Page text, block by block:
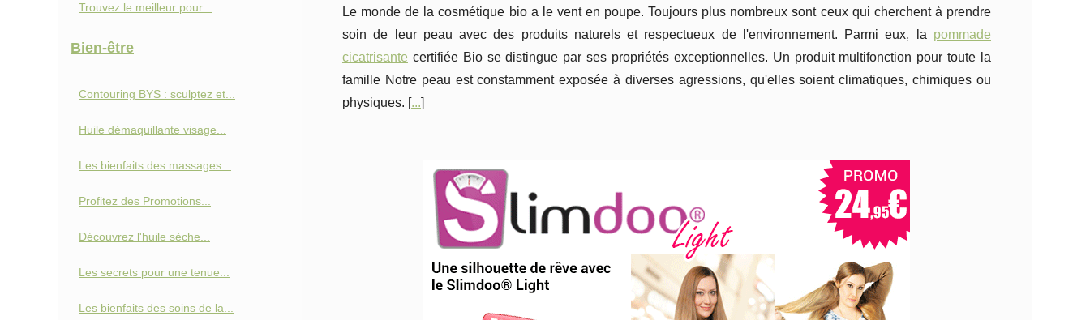
Le monde de la cosmétique bio a le vent en poupe. Toujours plus nombreux sont ceux qui cherchent à prendre
soin de leur peau avec des produits naturels et respectueux de l'environnement. Parmi eux, la pommade
cicatrisante certifiée Bio se distingue par ses propriétés exceptionnelles. Un produit multifonction pour toute la
famille Notre peau est constamment exposée à diverses agressions, qu'elles soient climatiques, chimiques ou
physiques. [...]
Trouvez le meilleur pour...
Bien-être
Contouring BYS : sculptez et...
Huile démaquillante visage...
Les bienfaits des massages...
Profitez des Promotions...
Découvrez l'huile sèche...
Les secrets pour une tenue...
Les bienfaits des soins de la...